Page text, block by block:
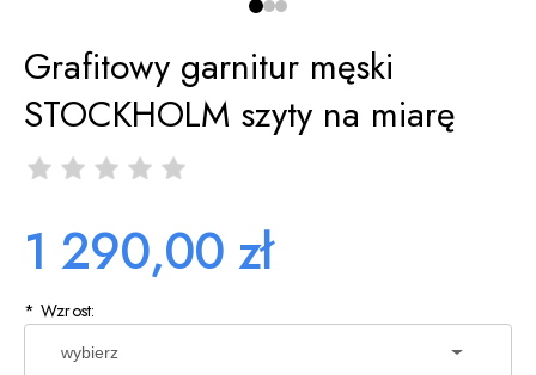
Grafitowy garnitur męski
STOCKHOLM szyty na miarę
1 290,00 zł
* Wzrost: